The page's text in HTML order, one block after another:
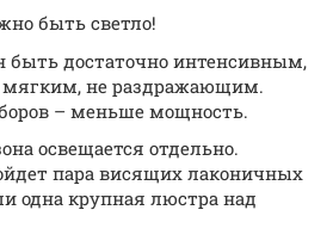
быть светло!
быть достаточно интенсивным,
мягким, не раздражающим.
– меньше мощность.
освещается отдельно.
пара висящих лаконичных
одна крупная люстра над